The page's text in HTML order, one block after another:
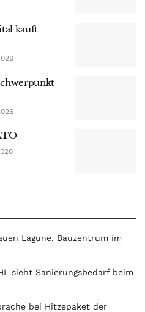
kauft
Lagune, Bauzentrum im
sieht Sanierungsbedarf beim
bei Hitzepaket der